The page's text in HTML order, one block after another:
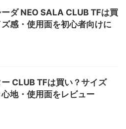
ダ NEO SALA CLUB TFは買
感・使用面を初心者向けに
CLUB TFは買い？サイズ
地・使用面をレビュー